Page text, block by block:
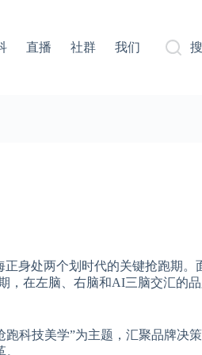
直播 社群 我们
身处两个划时代的关键抢跑期。
，在左脑、右脑和AI三脑交汇的
跑科技美学”为主题，汇聚品牌决